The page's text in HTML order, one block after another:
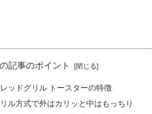
記事のポイント
ッドグリル トースターの特徴
ル方式で外はカリッと中はもっちり